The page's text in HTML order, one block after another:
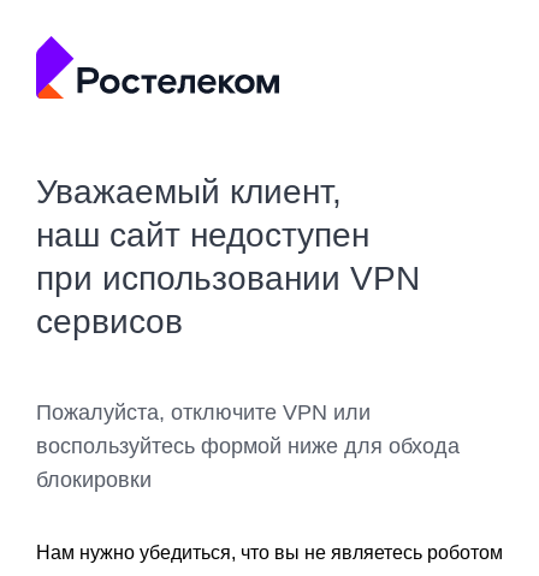
Уважаемый клиент,
наш сайт недоступен
при использовании VPN
сервисов
Пожалуйста, отключите VPN или
воспользуйтесь формой ниже для обхода
блокировки
Нам нужно убедиться, что вы не являетесь роботом